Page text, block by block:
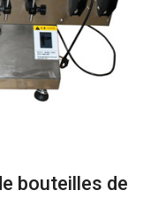
bouteilles de